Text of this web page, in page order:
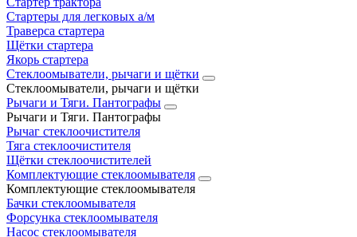
Стартеры для легковых а/м
Траверса стартера
Щётки стартера
Якорь стартера
Стеклоомыватели, рычаги и щётки
Стеклоомыватели, рычаги и щётки
Рычаги и Тяги. Пантографы
Рычаги и Тяги. Пантографы
Рычаг стеклоочистителя
Тяга стеклоочистителя
Щётки стеклоочистителей
Комплектующие стеклоомывателя
Комплектующие стеклоомывателя
Бачки стеклоомывателя
Форсунка стеклоомывателя
Насос стеклоомывателя